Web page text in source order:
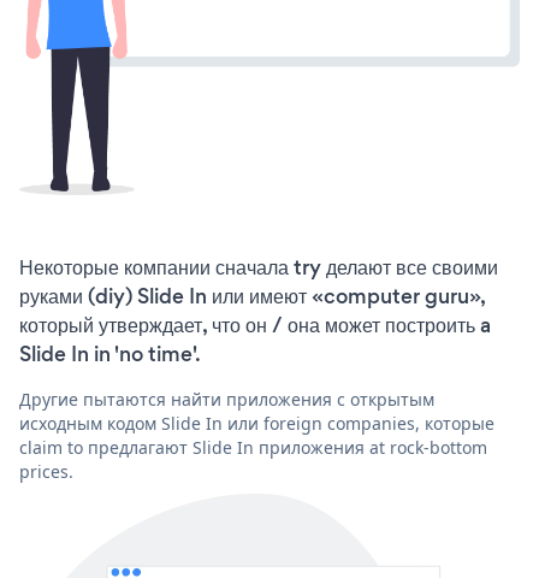
Некоторые компании сначала try делают все своими
руками (diy) Slide In или имеют «computer guru»,
который утверждает, что он / она может построить a
Slide In in 'no time'.
Другие пытаются найти приложения с открытым
исходным кодом Slide In или foreign companies, которые
claim to предлагают Slide In приложения at rock-bottom
prices.